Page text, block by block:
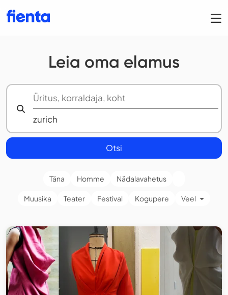
Leia oma elamus
Otsi
Täna Homme Nädalavahetus
Muusika Teater Festival Kogupere Veel